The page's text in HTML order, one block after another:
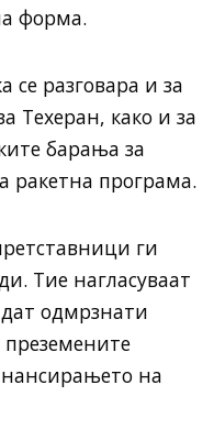
форма.
се разговара и за
Техеран, како и за
барања за
ракетна програма.
ги
Тие нагласуваат
одмрзнати
на